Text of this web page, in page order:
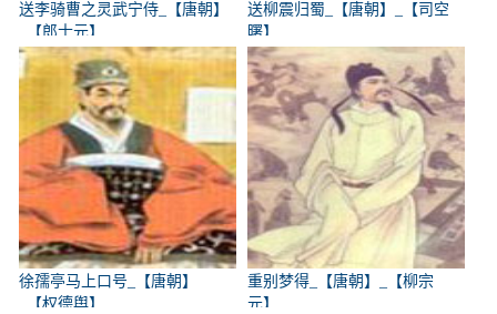
送李骑曹之灵武宁侍_【唐朝】
_【郎士元】
送柳震归蜀_【唐朝】_【司空
曙】
徐孺亭马上口号_【唐朝】
_【权德舆】
重别梦得_【唐朝】_【柳宗
元】